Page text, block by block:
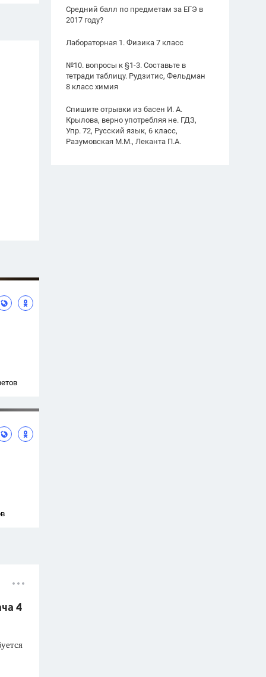
Средний балл по предметам за ЕГЭ в
2017 году?
Лабораторная 1. Физика 7 класс
№10. вопросы к §1-3. Составьте в
тетради таблицу. Рудзитис, Фельдман
8 класс химия
Спишите отрывки из басен И. А.
Крылова, верно употребляя не. ГДЗ,
Упр. 72, Русский язык, 6 класс,
Разумовская М.М., Леканта П.А.
4